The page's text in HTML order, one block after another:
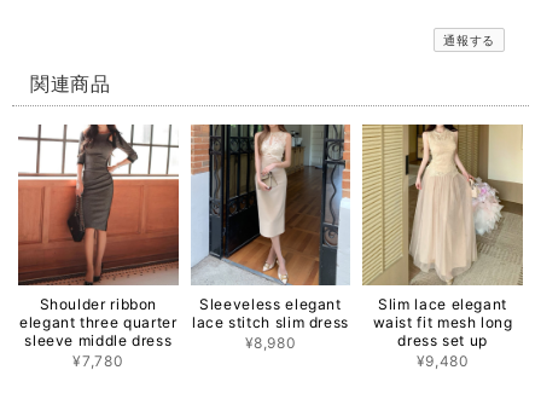
通報する
関連商品
Shoulder ribbon
elegant three quarter
sleeve middle dress
¥7,780
Sleeveless elegant
lace stitch slim dress
¥8,980
Slim lace elegant
waist fit mesh long
dress set up
¥9,480